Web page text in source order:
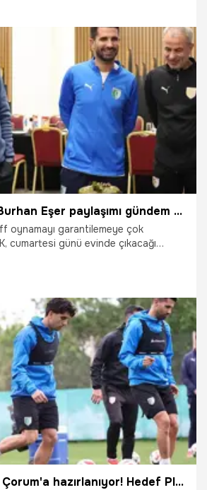
Bodrum FK'nın Burhan Eşer paylaşımı gündem oldu! Alper Potuk bırakmadı
oynamayı garantilemeye çok
cumartesi günü evinde çıkacağı
Bodrumspor FK Çorum'a hazırlanıyor! Hedef Play-Off'u garantilemek